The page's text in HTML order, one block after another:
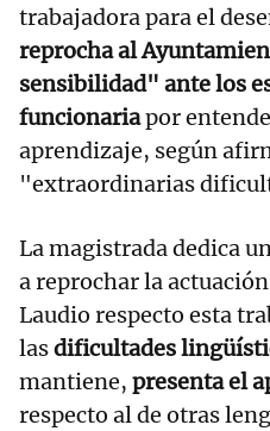
trabajadora para el
reprocha al
sensibilidad" ante los
funcionariapor
aprendizaje, según
"extraordinarias
La magistrada dedica
a reprochar la
Laudio respecto esta
lasdificultades
mantiene, presenta el
respecto al de otras